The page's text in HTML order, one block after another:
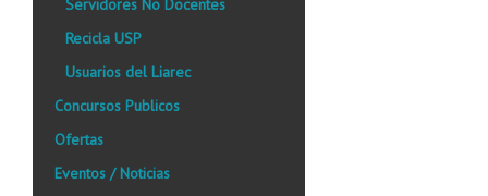
Servidores No Docentes
Recicla USP
Usuarios del Liarec
Concursos Publicos
Ofertas
Eventos / Noticias